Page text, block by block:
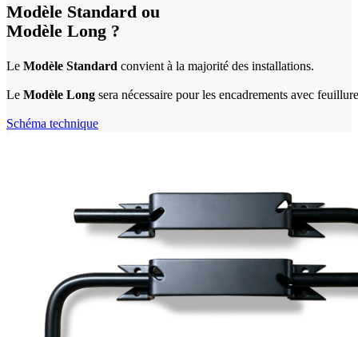
Modèle Standard ou
Modèle Long ?
Le Modèle Standard convient à la majorité des installations.
Le Modèle Long sera nécessaire pour les encadrements avec
Schéma technique